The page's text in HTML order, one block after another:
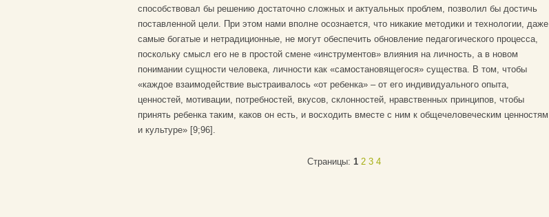
способствовал бы решению достаточно сложных и актуальных проблем, позволил бы достичь
поставленной цели. При этом нами вполне осознается, что никакие методики и технологии, даже
самые богатые и нетрадиционные, не могут обеспечить обновление педагогического процесса,
поскольку смысл его не в простой смене «инструментов» влияния на личность, а в новом
понимании сущности человека, личности как «самостановящегося» существа. В том, чтобы
«каждое взаимодействие выстраивалось «от ребенка» – от его индивидуального опыта,
ценностей, мотивации, потребностей, вкусов, склонностей, нравственных принципов, чтобы
принять ребенка таким, каков он есть, и восходить вместе с ним к общечеловеческим ценностям
и культуре» [9;96].
Страницы: 1 2 3 4